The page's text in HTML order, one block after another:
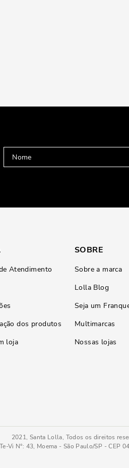
Atendimento
dos produtos
loja
SOBRE
Sobre a marca
Lolla Blog
Seja um
Multimarcas
Nossas lojas
2021, Santa Lolla, Todos os direitos
Vi N°: 43, Moema - São Paulo/SP - CEP